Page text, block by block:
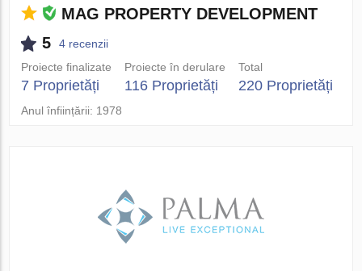
MAG PROPERTY DEVELOPMENT
5
4 recenzii
Proiecte finalizate
7 Proprietăți
Proiecte în derulare
116 Proprietăți
Total
220 Proprietăți
Anul înființării: 1978